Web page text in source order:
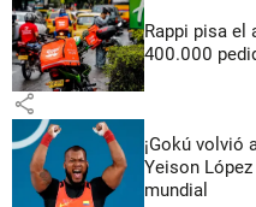
Rappi pisa el
400.000
share
¡Gokú volvió
Yeison
mundial